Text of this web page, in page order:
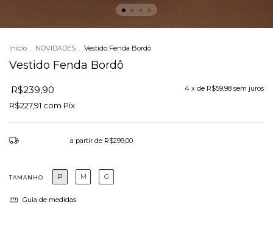
Início . NOVIDADES . Vestido Fenda Bordô
Vestido Fenda Bordô
R$239,90 4 x de R$59,98 sem juros
R$227,91 com Pix
a partir de R$299,00
TAMANHO P M G
Guia de medidas